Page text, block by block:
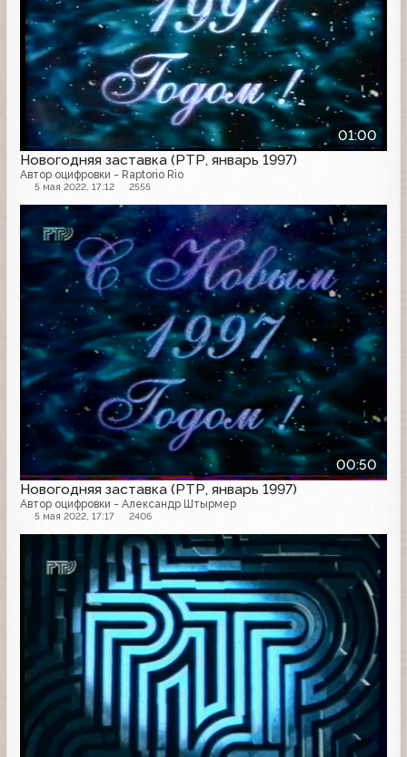
01:00
Новогодняя заставка (РТР, январь 1997)
Автор оцифровки - Raptorio Rio
5 мая 2022, 17:12 2555
00:50
Новогодняя заставка (РТР, январь 1997)
Автор оцифровки - Александр Штырмер
5 мая 2022, 17:17 2406
Заставка